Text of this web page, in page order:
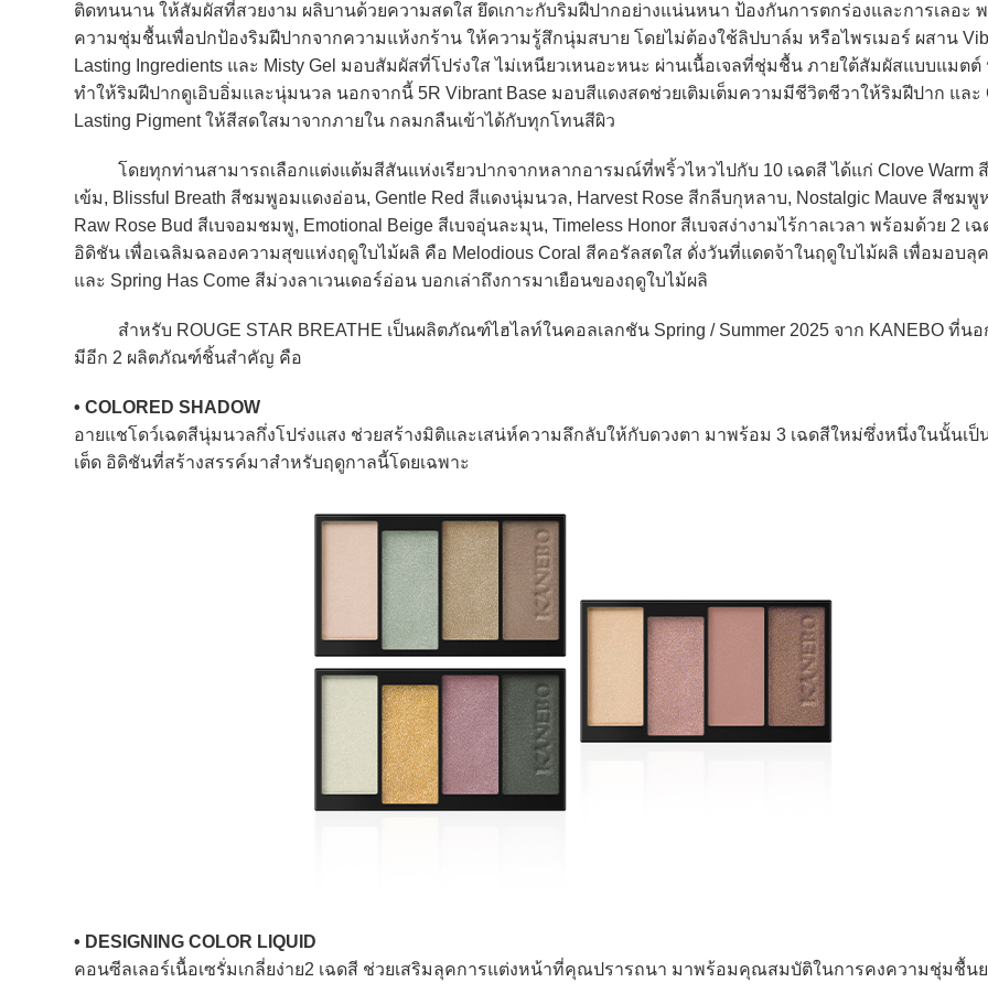
ติดทนนาน ให้สัมผัสที่สวยงาม ผลิบานด้วยความสดใส ยึดเกาะกับริมฝีปากอย่างแน่นหนา ป้องกันการตกร่องและการเลอะ
ความชุ่มชื้นเพื่อปกป้องริมฝีปากจากความแห้งกร้าน ให้ความรู้สึกนุ่มสบาย โดยไม่ต้องใช้ลิปบาล์ม หรือไพรเมอร์ ผสาน
Lasting Ingredients และ Misty Gel มอบสัมผัสที่โปร่งใส ไม่เหนียวเหนอะหนะ ผ่านเนื้อเจลที่ชุ่มชื้น ภายใต้สัมผัสแบบแมต
ทำให้ริมฝีปากดูเอิบอิ่มและนุ่มนวล นอกจากนี้ 5R Vibrant Base มอบสีแดงสดช่วยเติมเต็มความมีชีวิตชีวาให้ริมฝีปาก และ
Lasting Pigment ให้สีสดใสมาจากภายใน กลมกลืนเข้าได้กับทุกโทนสีผิว
โดยทุกท่านสามารถเลือกแต่งแต้มสีสันแห่งเรียวปากจากหลากอารมณ์ที่พริ้วไหวไปกับ 10 เฉดสี ได้แก่ Clove Warm สี
เข้ม, Blissful Breath สีชมพูอมแดงอ่อน, Gentle Red สีแดงนุ่มนวล, Harvest Rose สีกลีบกุหลาบ, Nostalgic Mauve สีชม
Raw Rose Bud สีเบจอมชมพู, Emotional Beige สีเบจอุ่นละมุน, Timeless Honor สีเบจสง่างามไร้กาลเวลา พร้อมด้วย 2 เ
อิดิชัน เพื่อเฉลิมฉลองความสุขแห่งฤดูใบไม้ผลิ คือ Melodious Coral สีคอรัลสดใส ดั่งวันที่แดดจ้าในฤดูใบไม้ผลิ เพื่อมอบลุ
และ Spring Has Come สีม่วงลาเวนเดอร์อ่อน บอกเล่าถึงการมาเยือนของฤดูใบไม้ผลิ
สำหรับ ROUGE STAR BREATHE เป็นผลิตภัณฑ์ไฮไลท์ในคอลเลกชัน Spring / Summer 2025 จาก KANEBO ที่นอ
มีอีก 2 ผลิตภัณฑ์ชิ้นสำคัญ คือ
• COLORED SHADOW
อายแชโดว์เฉดสีนุ่มนวลกึ่งโปร่งแสง ช่วยสร้างมิติและเสน่ห์ความลึกลับให้กับดวงตา มาพร้อม 3 เฉดสีใหม่ซึ่งหนึ่งในนั้นเป็
เต็ด อิดิชันที่สร้างสรรค์มาสำหรับฤดูกาลนี้โดยเฉพาะ
• DESIGNING COLOR LIQUID
คอนซีลเลอร์เนื้อเซรั่มเกลี่ยง่าย2 เฉดสี ช่วยเสริมลุคการแต่งหน้าที่คุณปรารถนา มาพร้อมคุณสมบัติในการคงความชุ่มชื้น